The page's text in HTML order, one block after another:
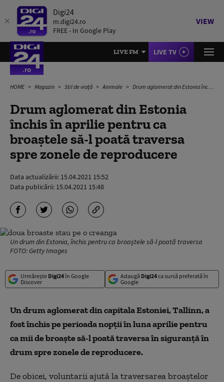
Digi24
m.digi24.ro
FREE - In Google Play
VIEW
LIVE FM LIVE TV
HOME Magazin Stil de viață Animale Drum aglomerat din Estonia închis în aprilie pentru ca broaștele să-l poată traversa spre zonele de reproducere
Drum aglomerat din Estonia
închis în aprilie pentru ca
broaștele să-l poată traversa
spre zonele de reproducere
Data actualizării: 15.04.2021 15:52
Data publicării: 15.04.2021 15:48
Un drum din Estonia, închis pentru ca broaştele să-l poată traversa
FOTO: Getty Images
Urmărește Digi24în Google
Discover
Adaugă Digi24ca sursă preferată în
Google
Un drum aglomerat din capitala Estoniei, Tallinn, a
fost închis pe perioada nopţii în luna aprilie pentru
ca mii de broaşte să-l poată traversa în siguranţă în
drum spre zonele de reproducere.
De obicei, voluntarii ajută la traversarea broaştelor